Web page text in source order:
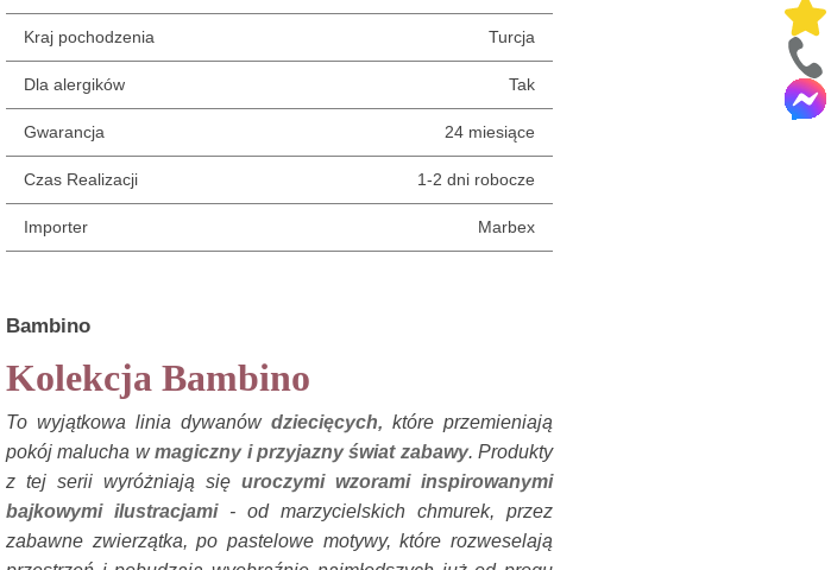
Kraj pochodzenia Turcja
Dla alergików Tak
Gwarancja 24 miesiące
Czas Realizacji 1-2 dni robocze
Importer Marbex
Bambino
Kolekcja Bambino
To wyjątkowa linia dywanów dziecięcych, które przemieniają
pokój malucha wmagiczny i przyjazny świat zabawy. Produkty
z tej serii wyróżniają się uroczymi wzorami inspirowanymi
bajkowymi ilustracjami- od marzycielskich chmurek, przez
zabawne zwierzątka, po pastelowe motywy, które rozweselają